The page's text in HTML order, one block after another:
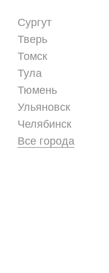
Сургут
Тверь
Томск
Тула
Тюмень
Ульяновск
Челябинск
Все города